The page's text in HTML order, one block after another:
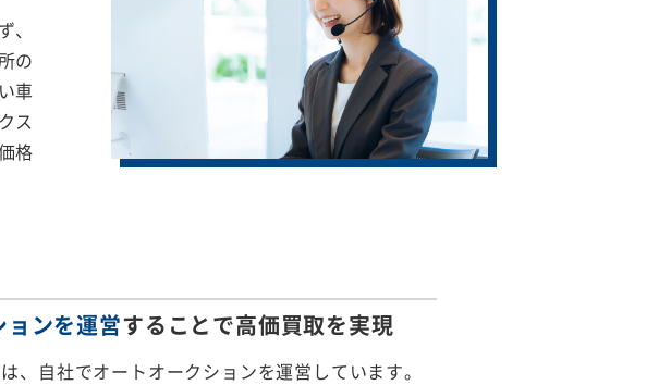
の
車
ス
格
ンを運営することで高価買取を実現
、自社でオートオークションを運営しています。